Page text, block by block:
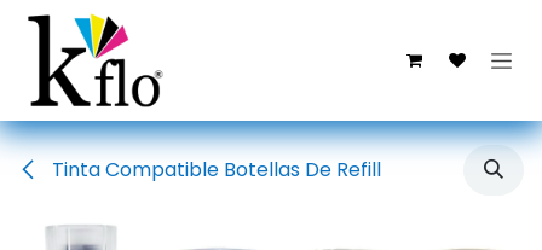
Ir al contenido
Tinta Compatible Botellas De Refill